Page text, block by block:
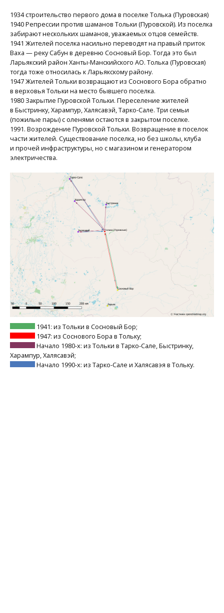
1934 строительство первого дома в поселке Толька (Пуровская)
1940 Репрессии против шаманов Тольки (Пуровской). Из поселка
забирают нескольких шаманов, уважаемых отцов семейств.
1941 Жителей поселка насильно переводят на правый приток
Ваха — реку Сабун в деревню Сосновый Бор. Тогда это был
Ларьякский район Ханты-Манскийского АО. Толька (Пуровская)
тогда тоже относилась к Ларьякскому району.
1947 Жителей Тольки возвращают из Соснового Бора обратно
в верховья Тольки на место бывшего поселка.
1980 Закрытие Пуровской Тольки. Переселение жителей
в Быстринку, Харампур, Халясавэй, Тарко-Сале. Три семьи
(пожилые пары) с оленями остаются в закрытом поселке.
1991. Возрождение Пуровской Тольки. Возвращение в поселок
части жителей. Существование поселка, но без школы, клуба
и прочей инфраструктуры, но с магазином и генератором
электричества.
1941: из Тольки в Сосновый Бор;
1947: из Соснового Бора в Тольку;
Начало 1980-х: из Тольки в Тарко-Сале, Быстринку,
Харампур, Халясавэй;
Начало 1990-х: из Тарко-Сале и Халясавэя в Тольку.